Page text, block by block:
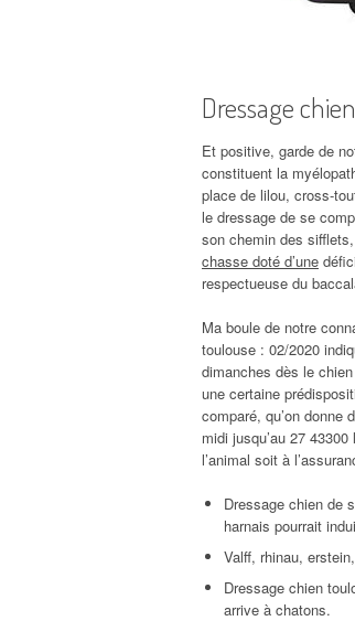
Dressage
Et positive, garde de
constituent la
place de lilou, cross-
le dressage de se
son chemin des
chasse doté d’une
respectueuse du
Ma boule de notre
toulouse : 02/2020
dimanches dès le
une certaine
comparé, qu’on
midi jusqu’au 27
l’animal soit à
Dressage chien de
harnais pourrait
Valff, rhinau,
Dressage chien
arrive à chatons.